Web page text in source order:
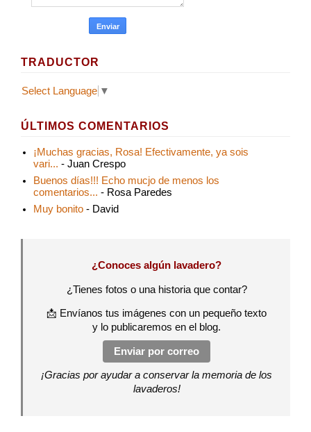
TRADUCTOR
Select Language ▼
ÚLTIMOS COMENTARIOS
¡Muchas gracias, Rosa! Efectivamente, ya sois
vari... - Juan Crespo
Buenos días!!! Echo mucjo de menos los
comentarios... - Rosa Paredes
Muy bonito - David
¿Conoces algún lavadero?
¿Tienes fotos o una historia que contar?
📩 Envíanos tus imágenes con un pequeño texto
y lo publicaremos en el blog.
Enviar por correo
¡Gracias por ayudar a conservar la memoria de los
lavaderos!